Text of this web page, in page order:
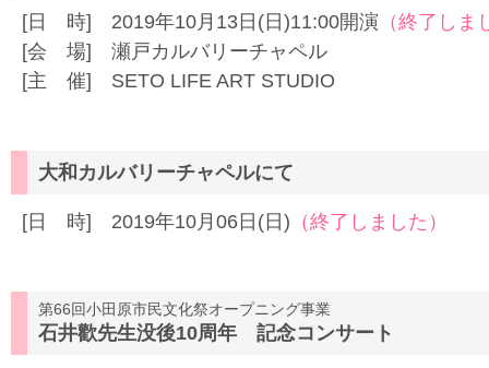
[日 時] 2019年10月13日(日)11:00開演 （終了しま
[会 場] 瀬戸カルバリーチャペル
[主 催] SETO LIFE ART STUDIO
大和カルバリーチャペルにて
[日 時] 2019年10月06日(日) （終了しました）
第66回小田原市民文化祭オープニング事業
石井歡先生没後10周年 記念コンサート